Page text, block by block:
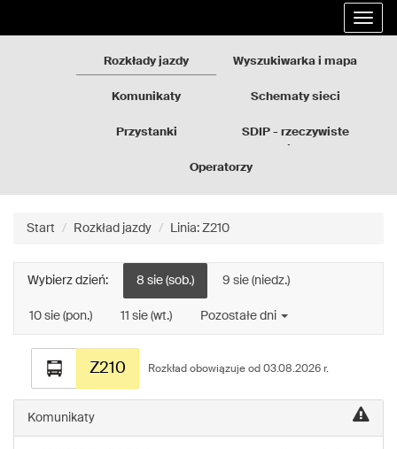
Rozkłady jazdy Wyszukiwarka i mapa
Komunikaty Schematy sieci
Przystanki
SDIP - rzeczywiste
Operatorzy
Start Rozkład jazdy Linia: Z210
Wybierz dzień: 8 sie (sob.) 9 sie (niedz.)
10 sie (pon.) 11 sie (wt.) Pozostałe dni
Z210
jazdy
linii:
Rozkład obowiązuje od 03.08.2026 r.
Komunikaty